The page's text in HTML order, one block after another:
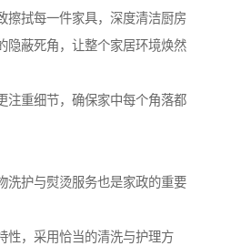
擦拭每一件家具，深度清洁厨房
隐蔽死角，让整个家居环境焕然
注重细节，确保家中每个角落都
洗护与熨烫服务也是家政的重要
性，采用恰当的清洗与护理方